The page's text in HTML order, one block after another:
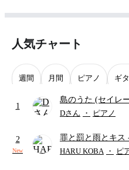
人気チャート
週間 月間 ピアノ ギ
1
島のうた (セイレ
セイレーン(CV.鈴
ード・ペダル付き/
かわ 人魚の島のひ
Dさん ・ ピアノ
2
New
罪と罰と雨とキス
野勇斗&吉田仁人)
HARU KOBA ・ ピ